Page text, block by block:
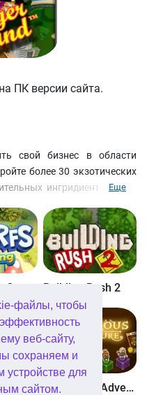
файлы, чтобы
веб-сайту,
сохраняем и
для
сайтом.
ПК версии сайта.
свой бизнес в области
более 30 экзотических
ингридиентов, 9 из
и сверяйте пропорции,
трудное ремесло.
Еще
Building Rush 2
Dangerous Adventure Dangerous Adventure 2